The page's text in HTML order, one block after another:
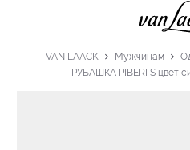
VAN LAACK Мужчинам
РУБАШКА PIBERI S цвет